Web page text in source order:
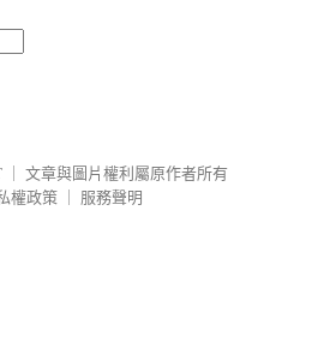
文章與圖片權利屬原作者所有
權政策
服務聲明